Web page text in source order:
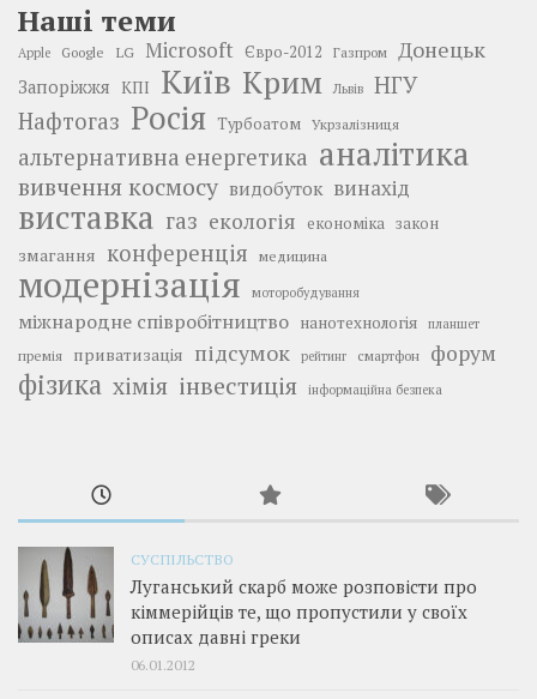
Наші теми
Apple Google LG Microsoft Євро-2012 Газпром Донецьк
Запоріжжя КПІ Київ Крим Львів
НГУ
Нафтогаз Росія Турбоатом Укрзалізниця
альтернативна енергетика аналітика
вивчення космосу видобуток винахід
виставка газ екологія економіка закон
змагання конференція медицина
модернізація моторобудування
міжнародне співробітництво нанотехнологія планшет
премія приватизація підсумок рейтинг смартфон форум
фізика хімія інвестиція інформаційна безпека
СУСПІЛЬСТВО
Луганський скарб може розповісти про
кіммерійців те, що пропустили у своїх
описах давні греки
06.01.2012